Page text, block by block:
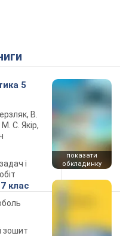
5
В.
С. Якір,
і
показати
обкладинку
клас
зошит